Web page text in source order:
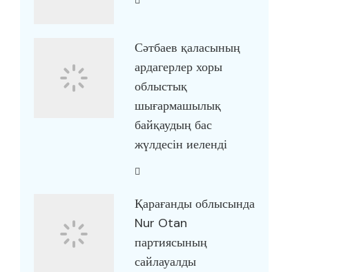
Сәтбаев қаласының
ардагерлер хоры
облыстық
шығармашылық
байқаудың бас
жүлдесін иеленді
Қарағанды облысында
Nur Otan
партиясының
сайлауалды